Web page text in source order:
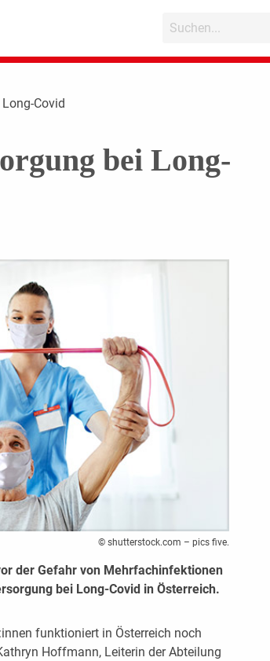
Covid
bei Long-
© shutterstock.com – pics five.
der Gefahr von Mehrfachinfektionen
bei Long-Covid in Österreich.
funktioniert in Österreich noch
Hoffmann, Leiterin der Abteilung